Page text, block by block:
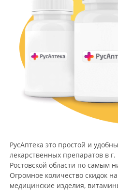
РусАптека это простой и
лекарственных препаратов в
Ростовской области по самым
Огромное количество скидок
медицинские изделия,